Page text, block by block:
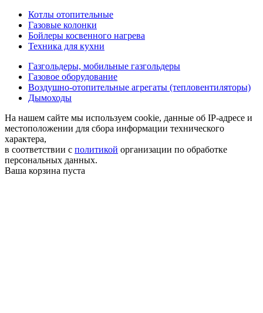
Котлы отопительные
Газовые колонки
Бойлеры косвенного нагрева
Техника для кухни
Газгольдеры, мобильные газгольдеры
Газовое оборудование
Воздушно-отопительные агрегаты (тепловентиляторы)
Дымоходы
На нашем сайте мы используем cookie, данные об IP-адресе и
местоположении для сбора информации технического
характера,
в соответствии с политикой организации по обработке
персональных данных.
Ваша корзина пуста